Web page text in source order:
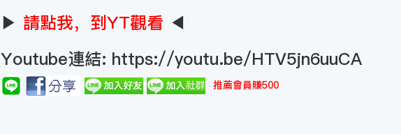
▶ 請點我，到YT觀看 ◀
Youtube連結: https://youtu.be/HTV5jn6uuCA
推薦會員賺500